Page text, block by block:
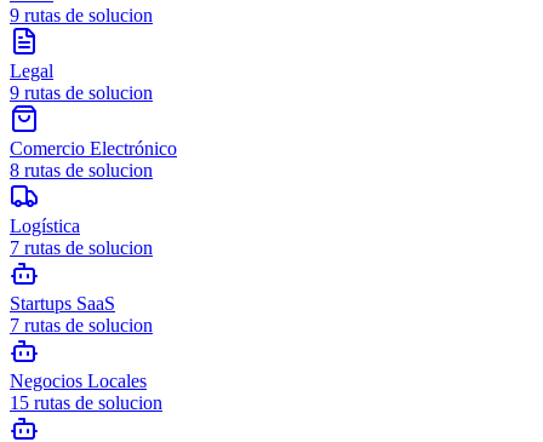
9 rutas de solucion
Legal
9 rutas de solucion
Comercio Electrónico
8 rutas de solucion
Logística
7 rutas de solucion
Startups SaaS
7 rutas de solucion
Negocios Locales
15 rutas de solucion